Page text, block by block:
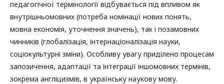
педагогічної термінології відбувається під впливом як
внутрішньомовних (потреба номінації нових понять,
мовна економія, уточнення значень), так і позамовних
чинників (глобалізація, інтернаціоналізація науки,
соціокультурні зміни). Особливу увагу приділено процесам
запозичення, адаптації та інтеграції іншомовних термінів,
зокрема англіцизмів, в українську наукову мову.